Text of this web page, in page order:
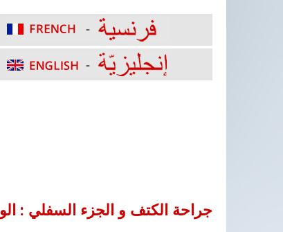
جراحة الكتف و الجزء السفلي :